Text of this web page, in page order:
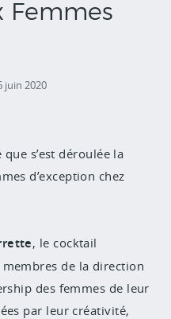
Femmes
juin 2020
que s’est déroulée la
d’exception chez
, le cocktail
de la direction
des femmes de leur
par leur créativité,